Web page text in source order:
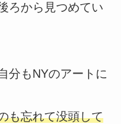
ろから見つめてい
分もNYのアートに
も忘れて没頭して